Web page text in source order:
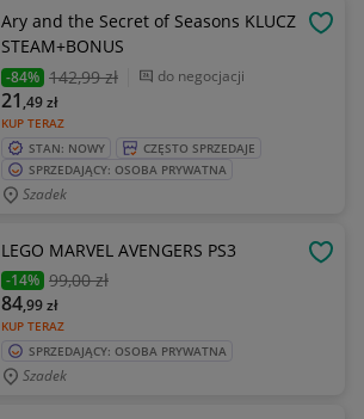
Ary and the Secret of Seasons KLUCZ
STEAM+BONUS
-84% 142,99 zł do negocjacji
KUP TERAZ
21 ,49zł
STAN: NOWY
CZĘSTO SPRZEDAJE
SPRZEDAJĄCY: OSOBA PRYWATNA
Szadek
LEGO MARVEL AVENGERS PS3
-14% 99,00 zł
KUP TERAZ
84,99zł
SPRZEDAJĄCY: OSOBA PRYWATNA
Szadek